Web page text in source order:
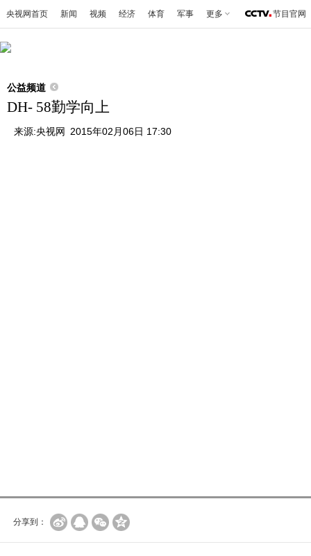
央视网首页 新闻 视频 经济 体育 军事 更多 节目官网
公益频道
DH- 58勤学向上
来源:央视网 2015年02月06日 17:30
分享到：